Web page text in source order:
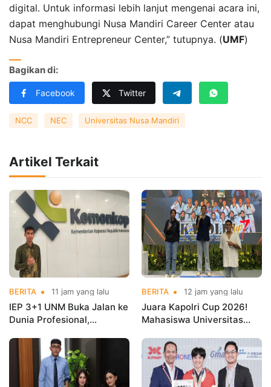
digital. Untuk informasi lebih lanjut mengenai acara ini,
dapat menghubungi Nusa Mandiri Career Center atau
Nusa Mandiri Entrepreneur Center,” tutupnya. (UMF)
Bagikan di:
Facebook Twitter
NCC NEC Universitas Nusa Mandiri
Artikel Terkait
BERITA 11 jam yang lalu
IEP 3+1 UNM Buka Jalan ke
Dunia Profesional,
Kementerian Koperasi
BERITA 12 jam yang lalu
Juara Kapolri Cup 2026!
Mahasiswa Universitas
Nama Kampus di Kejurnas
Taekwondo